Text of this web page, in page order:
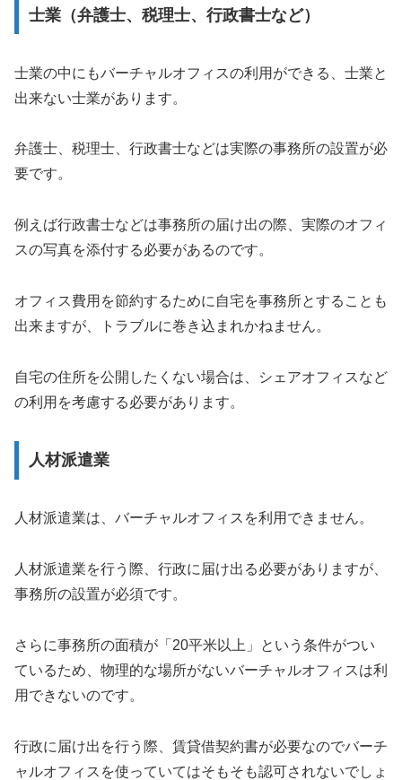
士業（弁護士、税理士、行政書士など）
士業の中にもバーチャルオフィスの利用ができる、士業と
出来ない士業があります。
弁護士、税理士、行政書士などは実際の事務所の設置が必
要です。
例えば行政書士などは事務所の届け出の際、実際のオフィ
スの写真を添付する必要があるのです。
オフィス費用を節約するために自宅を事務所とすることも
出来ますが、トラブルに巻き込まれかねません。
自宅の住所を公開したくない場合は、シェアオフィスなど
の利用を考慮する必要があります。
人材派遣業
人材派遣業は、バーチャルオフィスを利用できません。
人材派遣業を行う際、行政に届け出る必要がありますが、
事務所の設置が必須です。
さらに事務所の面積が「20平米以上」という条件がつい
ているため、物理的な場所がないバーチャルオフィスは利
用できないのです。
行政に届け出を行う際、賃貸借契約書が必要なのでバーチ
ャルオフィスを使っていてはそもそも認可されないでしょ